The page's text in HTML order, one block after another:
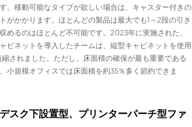
。移動可能なタイプが欲しい場合は、キャスター付きの
かかります。ほとんどの製品は最大でも1～2段の引き
るのはほとんど不可能です。2023年に実施された、
ビネットを導入したチームは、縦型キャビネットを使用
されました。ただし、床面積の確保が最も重要である
小規模オフィスでは床面積を約35％多く節約できま
スク下設置型、プリンターパーチ型ファ